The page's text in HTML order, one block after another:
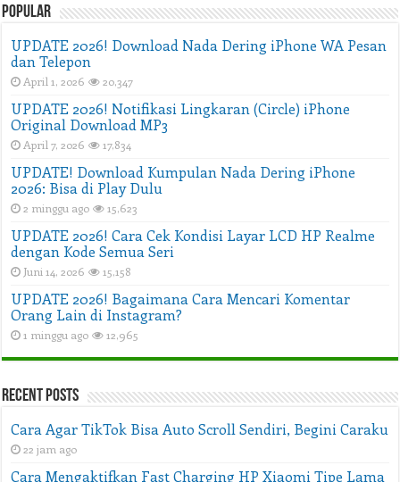
Popular
UPDATE 2026! Download Nada Dering iPhone WA Pesan
dan Telepon
April 1, 2026 20,347
UPDATE 2026! Notifikasi Lingkaran (Circle) iPhone
Original Download MP3
April 7, 2026 17,834
UPDATE! Download Kumpulan Nada Dering iPhone
2026: Bisa di Play Dulu
2 minggu ago 15,623
UPDATE 2026! Cara Cek Kondisi Layar LCD HP Realme
dengan Kode Semua Seri
Juni 14, 2026 15,158
UPDATE 2026! Bagaimana Cara Mencari Komentar
Orang Lain di Instagram?
1 minggu ago 12,965
Recent Posts
Cara Agar TikTok Bisa Auto Scroll Sendiri, Begini Caraku
22 jam ago
Cara Mengaktifkan Fast Charging HP Xiaomi Tipe Lama